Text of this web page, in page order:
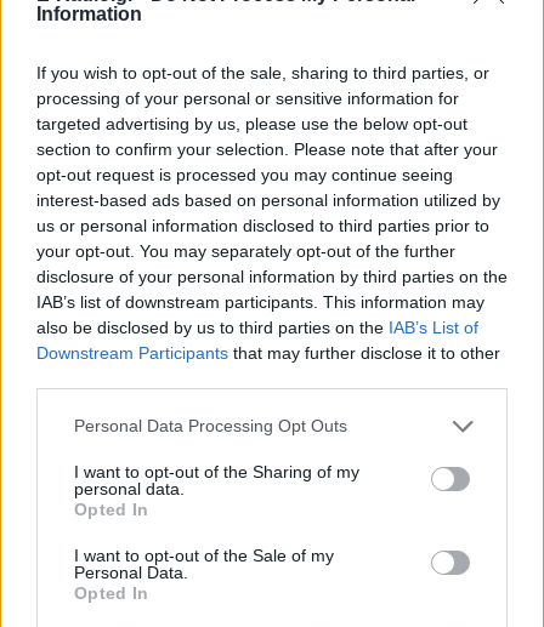
Information
If you wish to opt-out of the sale, sharing to third parties, or
processing of your personal or sensitive information for
targeted advertising by us, please use the below opt-out
section to confirm your selection. Please note that after your
opt-out request is processed you may continue seeing
interest-based ads based on personal information utilized by
us or personal information disclosed to third parties prior to
your opt-out. You may separately opt-out of the further
disclosure of your personal information by third parties on the
IAB’s list of downstream participants. This information may
also be disclosed by us to third parties on the IAB’s List of
Downstream Participants that may further disclose it to other
Personal Data Processing Opt Outs
I want to opt-out of the Sharing of my
personal data.
Opted In
I want to opt-out of the Sale of my
Personal Data.
Opted In
δύο σούπερ σταρ.
Κωνσταντίνος Αργυρός και
Αλεξάνδρα Νίκα: Καλοκαιρινές
στιγμές με τα παιδιά τους σε
πολυτελές γιοτ
ΠΡΙΝ 9 ΏΡΕΣ
Το ζευγάρι μοιράστηκε φωτογραφίες
από τις οικογενειακές τους διακοπές με
τον γιο Βασίλη και τη νεογέννητη κόρη
τους.
Περικλής Κονδυλάτος: Οι
διακοπές τους και τι είπε για
ΠΡΙΝ 9 ΏΡΕΣ
μίλησε ανοιχτά για τη σχέση τους και το
ενδεχόμενο οικογένειας.